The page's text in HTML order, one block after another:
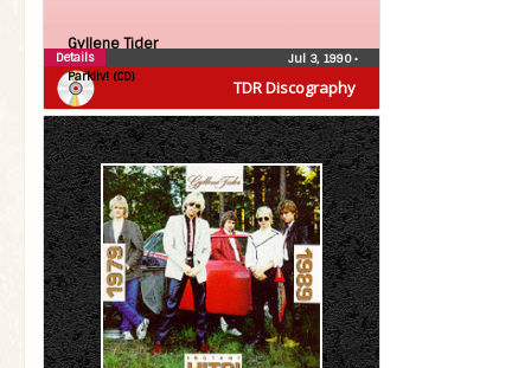
TDR Discography
Gyllene Tider
Parkliv! (CD)
Jul 3, 1990•
Details